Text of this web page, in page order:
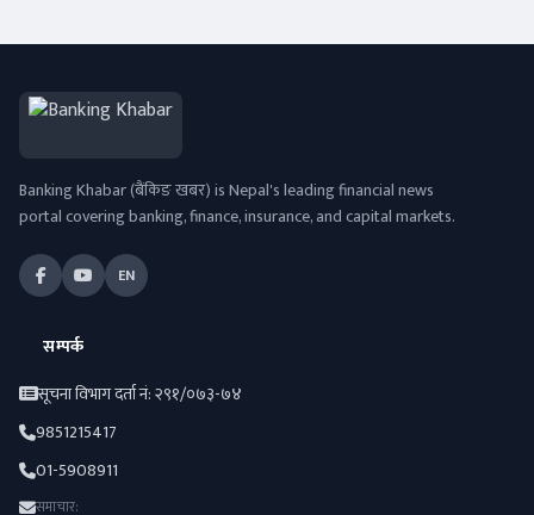
Banking Khabar (बैंकिङ खबर) is Nepal's leading financial news
portal covering banking, finance, insurance, and capital markets.
EN
सम्पर्क
सूचना विभाग दर्ता नं: २९१/०७३-७४
9851215417
01-5908911
समाचार: